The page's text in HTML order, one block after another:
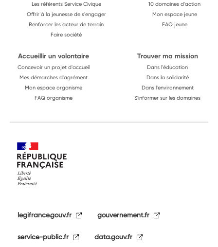
Les référents Service Civique
Offrir à la jeunesse de s'engager
Renforcer les acteur de terrain
Faire société
10 domaines d'action
Mon espace jeune
FAQ jeune
Accueillir un volontaire
Concevoir un projet d'accueil
Mes démarches d'agrément
Mon espace organisme
FAQ organisme
Trouver ma mission
Dans l'éducation
Dans la solidarité
Dans l'environnement
S'informer sur les domaines
legifrance.gouv.fr gouvernement.fr
service-public.fr data.gouv.fr